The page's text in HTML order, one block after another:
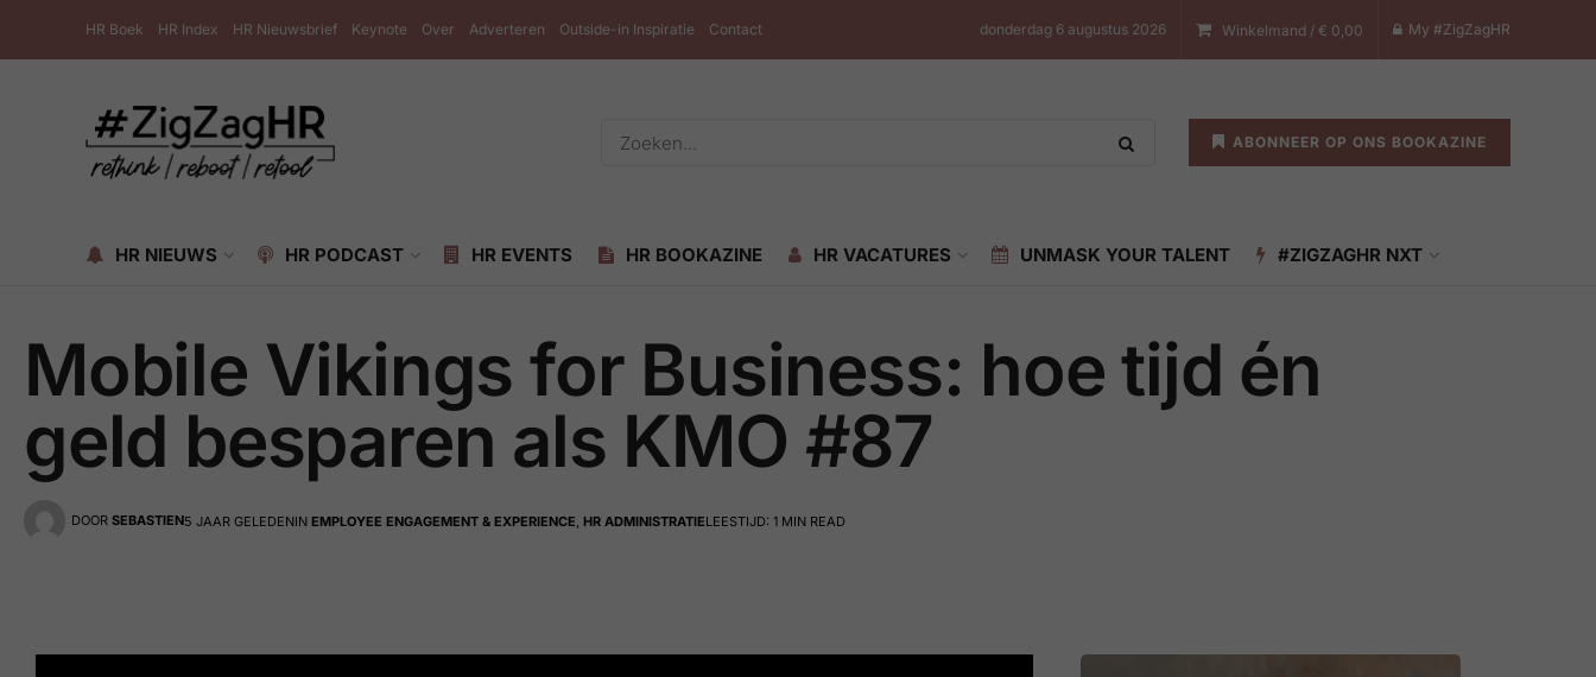
HR Boek HR Index HR Nieuwsbrief Keynote Over Adverteren Outside-in Inspiratie Contact donderdag 6 augustus 2026 Winkelmand / € 0,00 My #ZigZagHR
ABONNEER OP ONS BOOKAZINE
HR NIEUWS HR PODCAST HR EVENTS HR BOOKAZINE HR VACATURES UNMASK YOUR TALENT #ZIGZAGHR NXT
Mobile Vikings for Business: hoe tijd én
geld besparen als KMO #87
DOOR SEBASTIEN5 JAAR GELEDENIN EMPLOYEE ENGAGEMENT & EXPERIENCE HR ADMINISTRATIELEESTIJD: 1 MIN READ